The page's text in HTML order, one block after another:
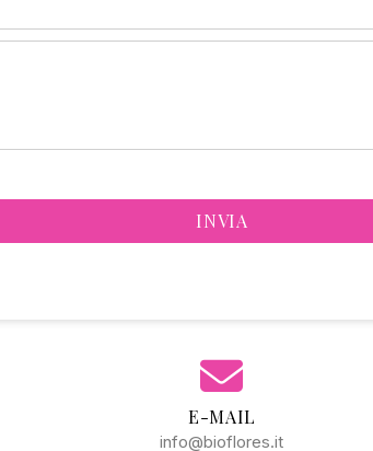
INVIA
E-MAIL
info@bioflores.it